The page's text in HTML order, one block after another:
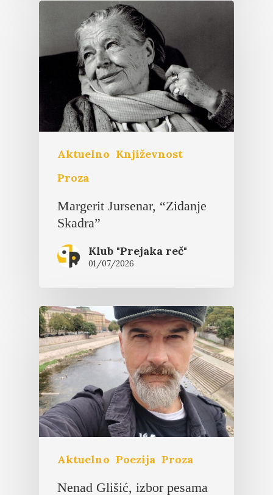
Aktuelno Književnost
Proza
Margerit Jursenar, “Zidanje
Skadra”
Klub "Prejaka reč"
01/07/2026
Aktuelno Poezija Proza
Nenad Glišić, izbor pesama